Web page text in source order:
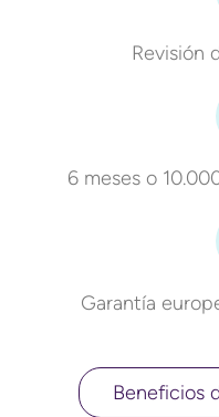
Revisión
6 meses o
Garantía
Beneficios